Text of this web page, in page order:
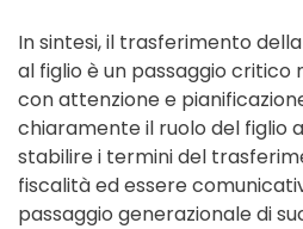
In sintesi, il trasferimento
al figlio è un passaggio critico
con attenzione e
chiaramente il ruolo del figlio
stabilire i termini del
fiscalità ed essere
passaggio generazionale di